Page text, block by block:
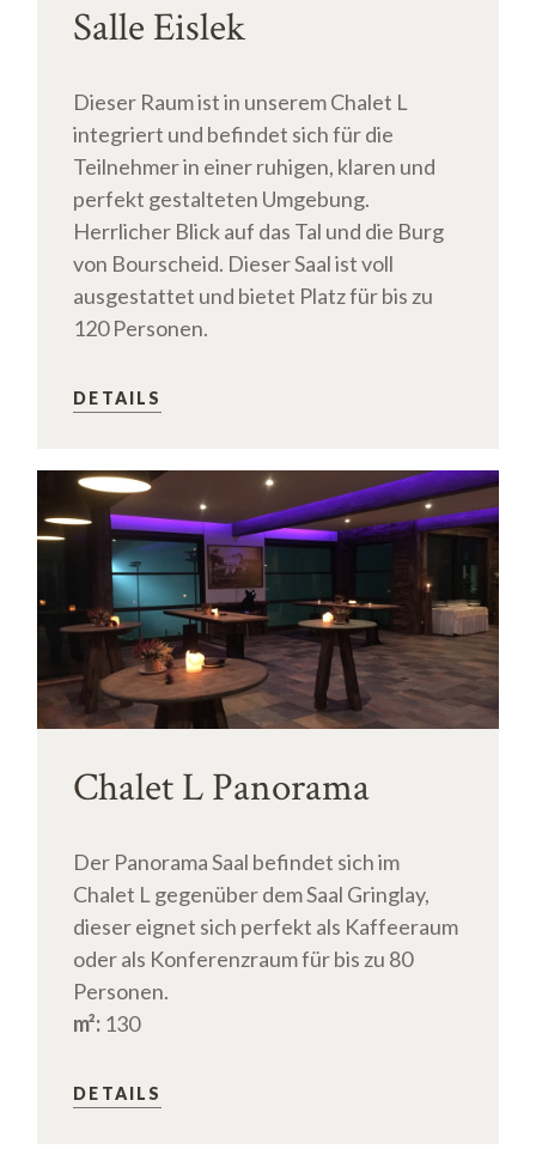
Salle Eislek
Dieser Raum ist in unserem Chalet L
integriert und befindet sich für die
Teilnehmer in einer ruhigen, klaren und
perfekt gestalteten Umgebung.
Herrlicher Blick auf das Tal und die Burg
von Bourscheid. Dieser Saal ist voll
ausgestattet und bietet Platz für bis zu
120 Personen.
DETAILS
Chalet L Panorama
Der Panorama Saal befindet sich im
Chalet L gegenüber dem Saal Gringlay,
dieser eignet sich perfekt als Kaffeeraum
oder als Konferenzraum für bis zu 80
Personen.
m²: 130
DETAILS